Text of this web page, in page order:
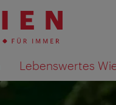
Lebenswertes
Suchergebnisse auf